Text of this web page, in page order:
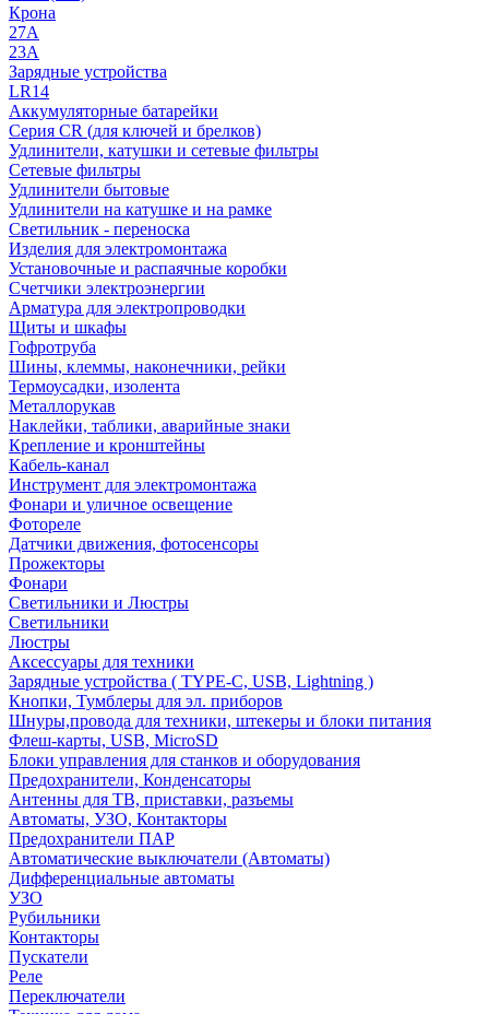
Крона
27A
23A
Зарядные устройства
LR14
Аккумуляторные батарейки
Серия CR (для ключей и брелков)
Удлинители, катушки и сетевые фильтры
Сетевые фильтры
Удлинители бытовые
Удлинители на катушке и на рамке
Светильник - переноска
Изделия для электромонтажа
Установочные и распаячные коробки
Счетчики электроэнергии
Арматура для электропроводки
Щиты и шкафы
Гофротруба
Шины, клеммы, наконечники, рейки
Термоусадки, изолента
Металлорукав
Наклейки, таблики, аварийные знаки
Крепление и кронштейны
Кабель-канал
Инструмент для электромонтажа
Фонари и уличное освещение
Фотореле
Датчики движения, фотосенсоры
Прожекторы
Фонари
Светильники и Люстры
Светильники
Люстры
Аксессуары для техники
Зарядные устройства ( TYPE-C, USB, Lightning )
Кнопки, Тумблеры для эл. приборов
Шнуры,провода для техники, штекеры и блоки питания
Флеш-карты, USB, MicroSD
Блоки управления для станков и оборудования
Предохранители, Конденсаторы
Антенны для ТВ, приставки, разъемы
Автоматы, УЗО, Контакторы
Предохранители ПАР
Автоматические выключатели (Автоматы)
Дифференциальные автоматы
УЗО
Рубильники
Контакторы
Пускатели
Реле
Переключатели